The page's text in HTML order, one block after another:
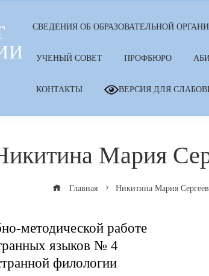
СВЕДЕНИЯ ОБ ОБРАЗОВАТЕЛЬНОЙ
УЧЕНЫЙ СОВЕТ ПРОФБЮРО
КОНТАКТЫ ВЕРСИЯ ДЛЯ
Мария
Главная Никитина Мария
методической работе
языков № 4
филологии